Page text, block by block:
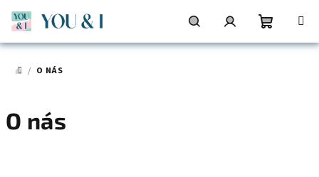
obsah
HledatPřihlášeníNákupní
DOMŮ
/ O NÁS
O nás